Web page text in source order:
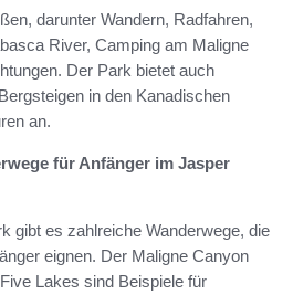
darunter Wandern, Radfahren,
River, Camping am Maligne
Der Park bietet auch
in den Kanadischen
an.
für Anfänger im Jasper
gibt es zahlreiche Wanderwege, die
eignen. Der Maligne Canyon
Lakes sind Beispiele für